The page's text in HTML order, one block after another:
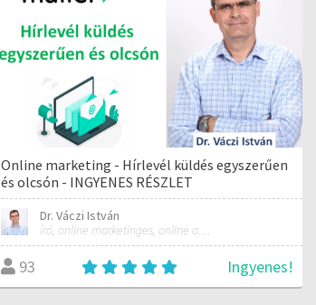
Online marketing - Hírlevél küldés egyszerűen
és olcsón - INGYENES RÉSZLET
Dr. Váczi István
író, online marketinges, online automatizálási szakember
93 Ingyenes!